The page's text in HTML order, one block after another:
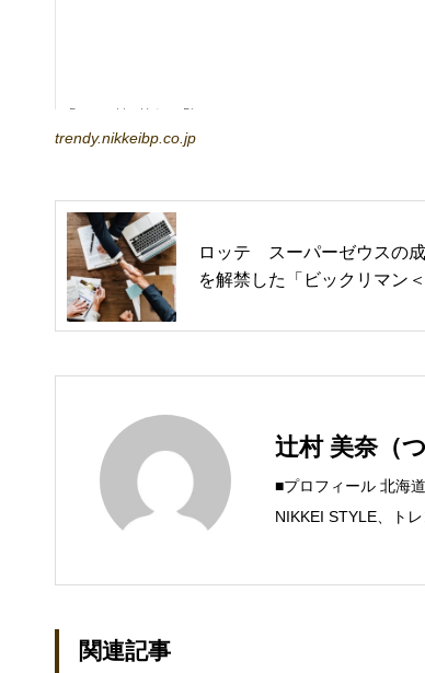
trendy.nikkeibp.co.jp
ロッテ スーパーゼウスの
を解禁した「ビックリマン
ジン）
辻村 美奈（
■プロフィール 北海
NIKKEI STYLE、ト
関連記事